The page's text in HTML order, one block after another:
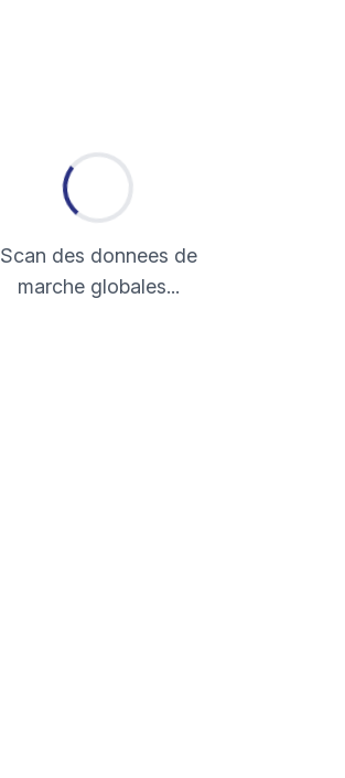
Scan des donnees de
marche globales...